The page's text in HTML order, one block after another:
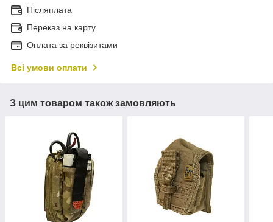
Післяплата
Переказ на карту
Оплата за реквізитами
Всі умови оплати
З цим товаром також замовляють